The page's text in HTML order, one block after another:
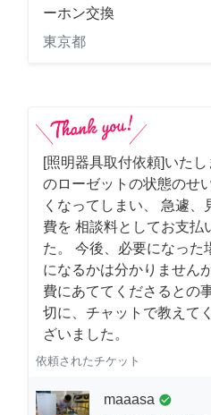
ーホン交換
東京都
[照明器具取付依頼]いた
のローゼットの状態のせ
くなってしまい、 急遽、
費を 相談料としてお支払
た。 今後、必要になった
になるかは分かりません
費にあててくださるとの
切に、チャットで教えて
ざいました。
依頼されたチケット
maaasa check_circle